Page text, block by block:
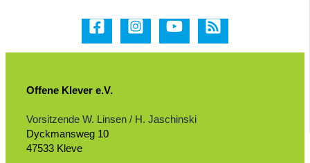
Offene Klever e.V.
Vorsitzende W. Linsen / H. Jaschinski
Dyckmansweg 10
47533 Kleve